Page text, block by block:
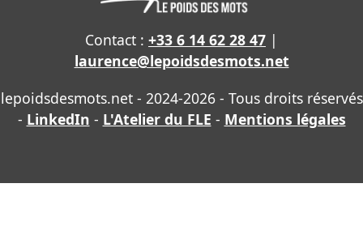
Contact : +33 6 14 62 28 47 |
laurence@lepoidsdesmots.net
lepoidsdesmots.net - 2024-2026 - Tous droits réservés
- LinkedIn - L'Atelier du FLE - Mentions légales